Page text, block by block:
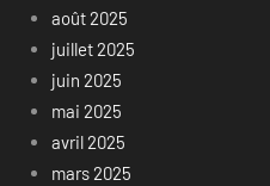
août 2025
juillet 2025
juin 2025
mai 2025
avril 2025
mars 2025